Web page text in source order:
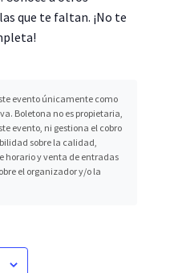
que te faltan. ¡No te
evento únicamente como
Boletona no es propietaria,
evento, ni gestiona el cobro
sobre la calidad,
horario y venta de entradas
el organizador y/o la